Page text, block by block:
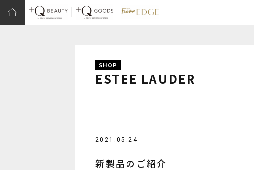
SHOP
ESTEE LAUDER
2021.05.24
新製品のご紹介